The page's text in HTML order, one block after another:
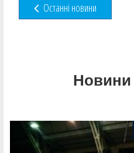
Останні новини
Новини